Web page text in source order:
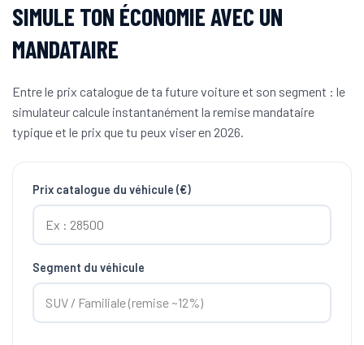
SIMULE TON ÉCONOMIE AVEC UN
MANDATAIRE
Entre le prix catalogue de ta future voiture et son segment : le
simulateur calcule instantanément la remise mandataire
typique et le prix que tu peux viser en 2026.
Prix catalogue du véhicule (€)
Segment du véhicule